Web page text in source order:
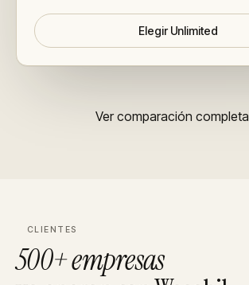
ElegirUnlimited
Ver comparación completa
CLIENTES
500+ empresas